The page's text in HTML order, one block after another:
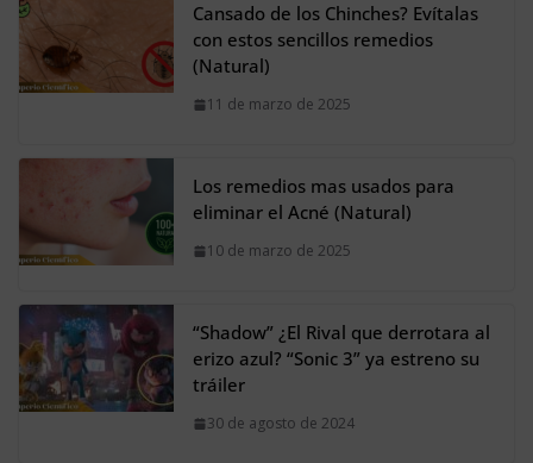
Cansado de los Chinches? Evítalas
con estos sencillos remedios
(Natural)
11 de marzo de 2025
Los remedios mas usados para
eliminar el Acné (Natural)
10 de marzo de 2025
“Shadow” ¿El Rival que derrotara al
erizo azul? “Sonic 3” ya estreno su
tráiler
30 de agosto de 2024